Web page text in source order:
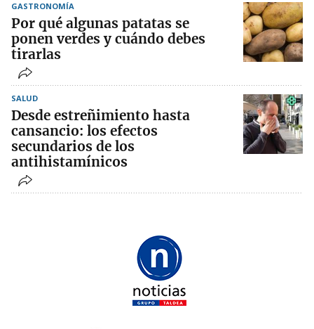
GASTRONOMÍA
Por qué algunas patatas se
ponen verdes y cuándo debes
tirarlas
SALUD
Desde estreñimiento hasta
cansancio: los efectos
secundarios de los
antihistamínicos